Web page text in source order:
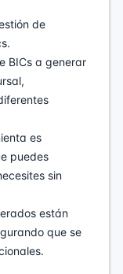
de
BICs a generar
es
puedes
sin
están
que se